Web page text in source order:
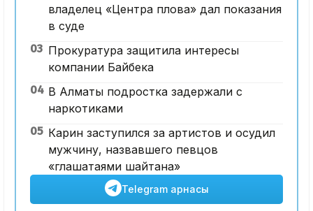
владелец «Центра плова» дал показания
в суде
03 Прокуратура защитила интересы
компании Байбека
04 В Алматы подростка задержали с
наркотиками
05 Карин заступился за артистов и осудил
мужчину, назвавшего певцов
«глашатаями шайтана»
Telegram арнасы